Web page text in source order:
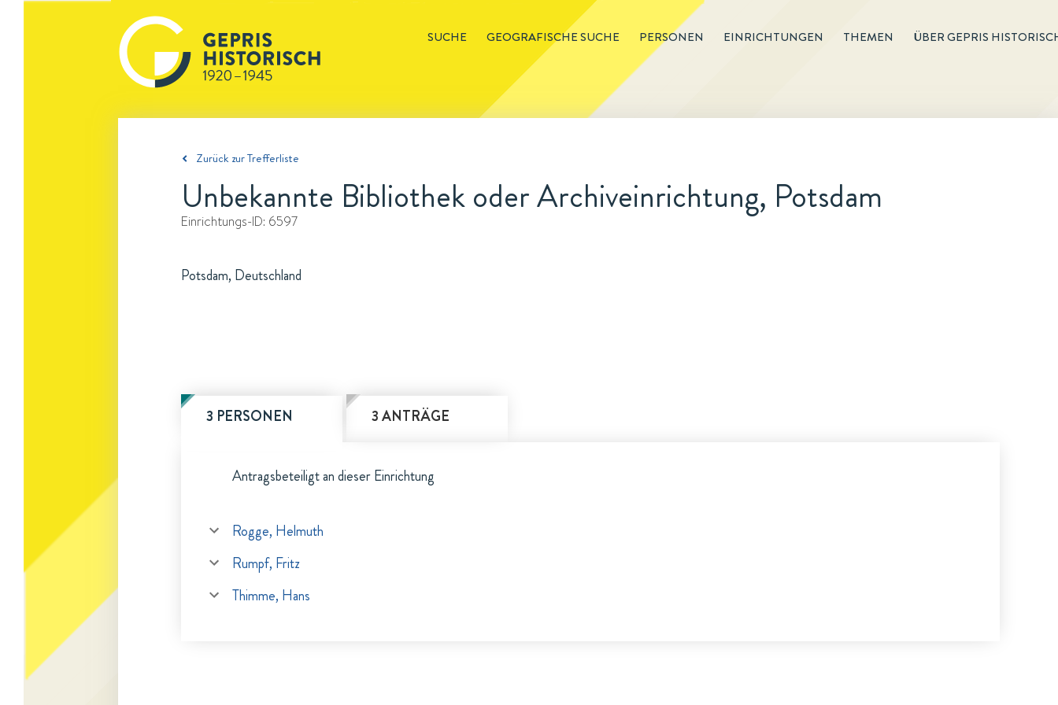
SUCHE GEOGRAFISCHE SUCHE PERSONEN EINRICHTUNGEN THEMEN ÜBER GEPRIS
Zurück zur Trefferliste
Unbekannte Bibliothek oder Archiveinrichtung, Potsdam
Einrichtungs-ID: 6597
Potsdam, Deutschland
3 PERSONEN 3 ANTRÄGE
Antragsbeteiligt an dieser Einrichtung
Rogge, Helmuth
Rumpf, Fritz
Thimme, Hans